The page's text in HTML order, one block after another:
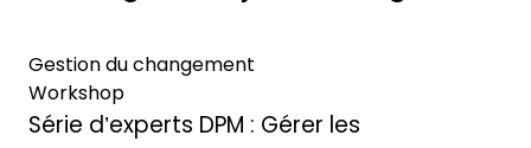
Gestion du changement
Workshop
Série d’experts DPM : Gérer les